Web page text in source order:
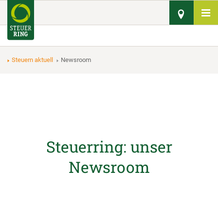
Steuern aktuell Newsroom
Steuerring: unser
Newsroom